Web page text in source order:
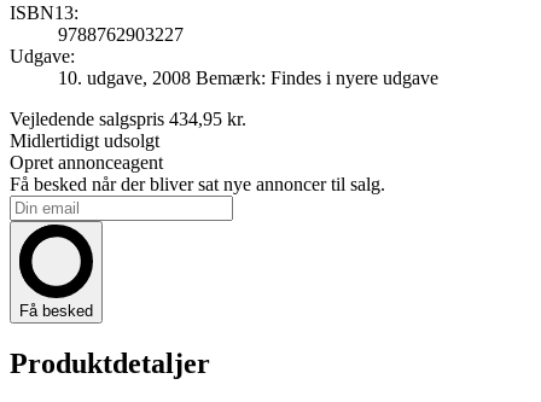
ISBN13:
9788762903227
Udgave:
10. udgave, 2008 Bemærk: Findes i nyere udgave
Vejledende salgspris 434,95 kr.
Midlertidigt udsolgt
Opret annonceagent
Få besked når der bliver sat nye annoncer til salg.
Få besked
Produktdetaljer